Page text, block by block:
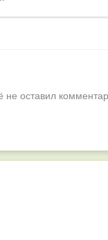
не оставил